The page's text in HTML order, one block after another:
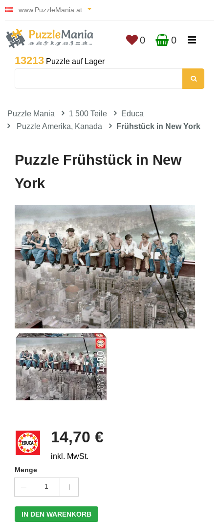
www.PuzzleMania.at
13213 Puzzle auf Lager
0 0
Puzzle Mania 1 500 Teile
Educa
Puzzle Amerika, Kanada
Frühstück in New York
Puzzle Frühstück in New
York
14,70 €
inkl. MwSt.
Menge
1
IN DEN WARENKORB